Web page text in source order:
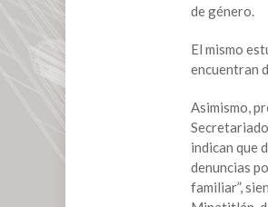
de género.
El mismo
encuentran
Asimismo,
indican que
denuncias
familiar”,